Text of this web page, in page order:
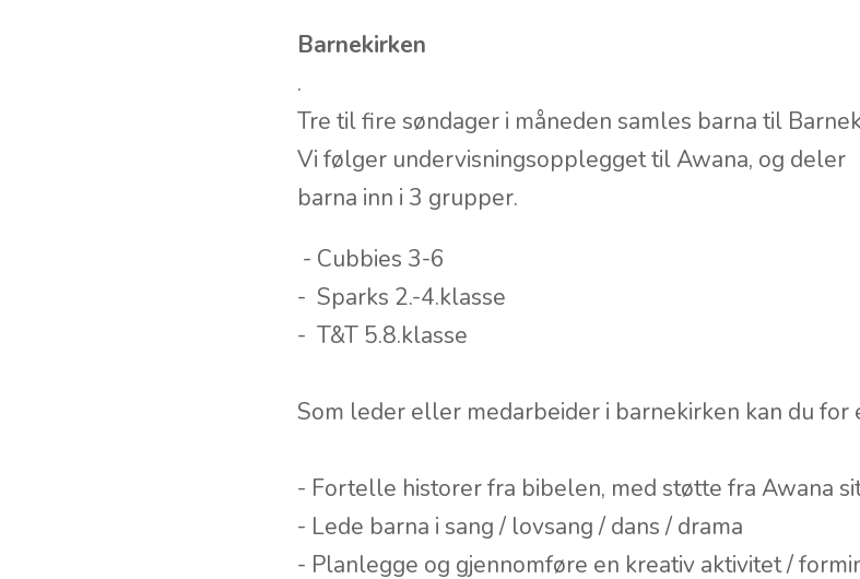
Barnekirken
.
Tre til fire søndager i måneden samles barna til
Vi følger undervisningsopplegget til Awana, og deler
barna inn i 3 grupper.
- Cubbies 3-6
- Sparks 2.-4.klasse
- T&T 5.8.klasse
Som leder eller medarbeider i barnekirken kan du
- Fortelle historer fra bibelen, med støtte fra Awana
- Lede barna i sang / lovsang / dans / drama
- Planlegge og gjennomføre en kreativ aktivitet /